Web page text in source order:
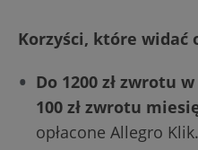
Korzyści, które widać
Do 1200 zł zwrotu
100 zł zwrotu
opłacone Allegro Klik.